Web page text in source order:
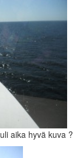
aika hyvä kuva ?